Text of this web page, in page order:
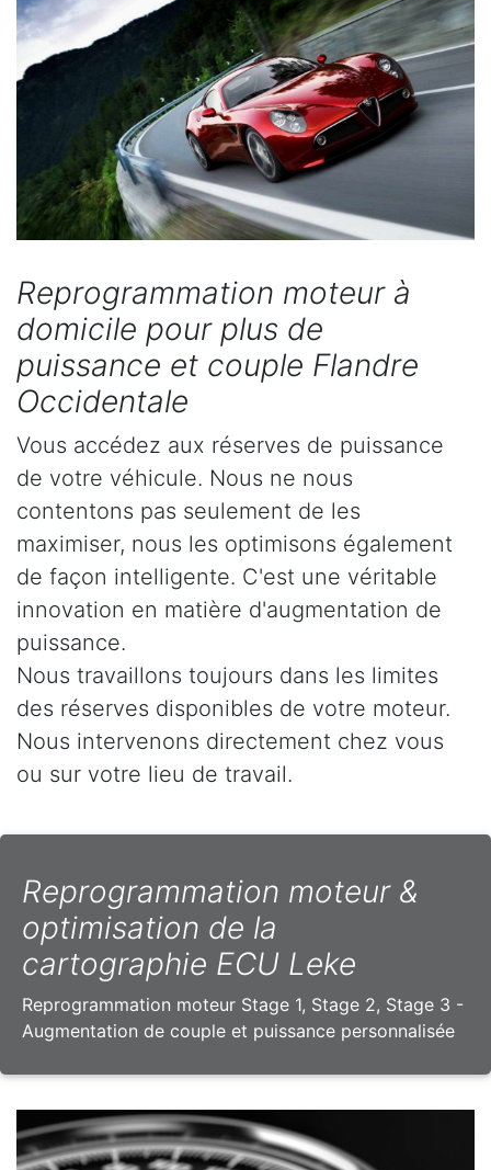
Reprogrammation moteur à
domicile pour plus de
puissance et couple Flandre
Occidentale
Vous accédez aux réserves de puissance
de votre véhicule. Nous ne nous
contentons pas seulement de les
maximiser, nous les optimisons également
de façon intelligente. C'est une véritable
innovation en matière d'augmentation de
puissance.
Nous travaillons toujours dans les limites
des réserves disponibles de votre moteur.
Nous intervenons directement chez vous
ou sur votre lieu de travail.
Reprogrammation moteur &
optimisation de la
cartographie ECU Leke
Reprogrammation moteur Stage 1, Stage 2, Stage 3 -
Augmentation de couple et puissance personnalisée